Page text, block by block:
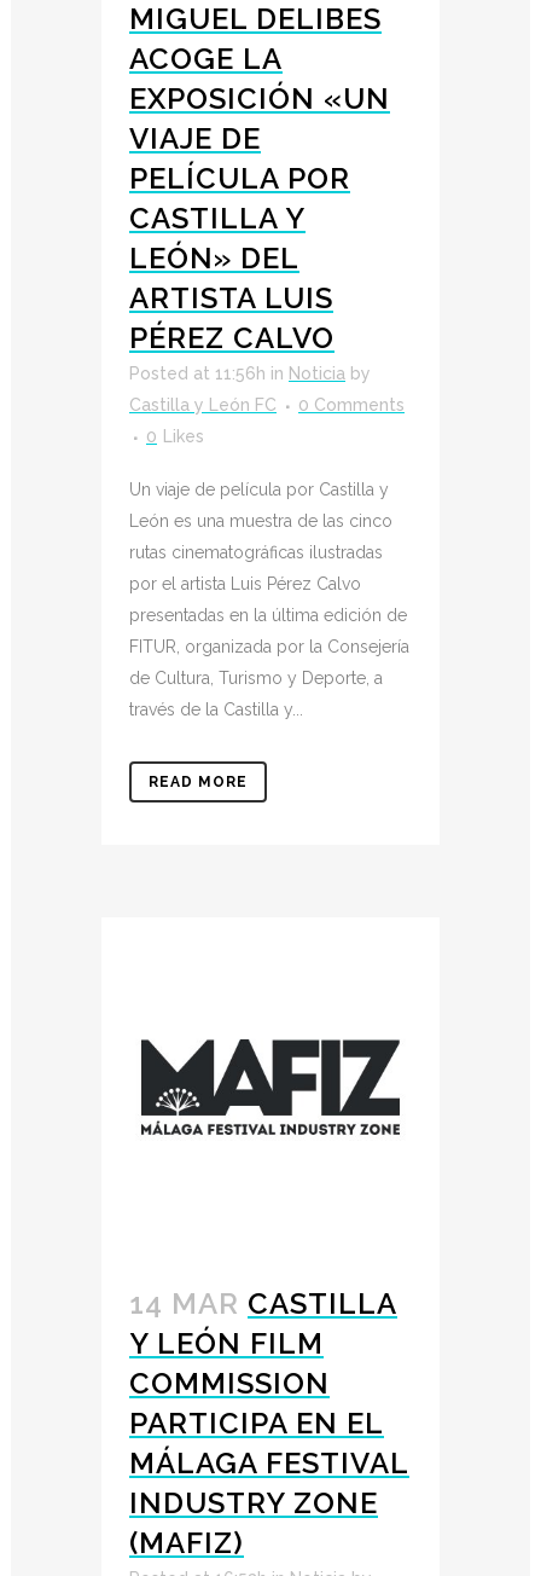
MIGUEL DELIBES
ACOGE LA
EXPOSICIÓN «UN
VIAJE DE
PELÍCULA POR
CASTILLA Y
LEÓN» DEL
ARTISTA LUIS
PÉREZ CALVO
Posted at 11:56h in Noticia by
Castilla y León FC
0 Comments
0 Likes
Un viaje de película por Castilla y
León es una muestra de las cinco
rutas cinematográficas ilustradas
por el artista Luis Pérez Calvo
presentadas en la última edición de
FITUR, organizada por la Consejería
de Cultura, Turismo y Deporte, a
través de la Castilla y...
READ MORE
14 MAR CASTILLA
Y LEÓN FILM
COMMISSION
PARTICIPA EN EL
MÁLAGA FESTIVAL
INDUSTRY ZONE
(MAFIZ)